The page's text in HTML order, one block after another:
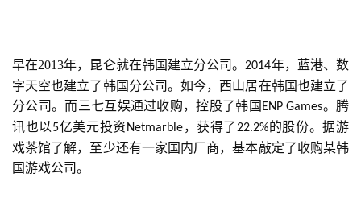
2
5
第
十
三
届
早在2013年，昆仑就在韩国建立分公司。 2014年，蓝港、数
字天空也建立了韩国分公司。如今，西山居在韩国也建立了
分公司。而三七互娱通过收购，控股了韩国 ENP Games。腾
讯也以5亿美元投资Netmarble，获得了22.2%的股份。据游
戏茶馆了解，至少还有一家国内厂商，基本敲定了收购某韩
国游戏公司。